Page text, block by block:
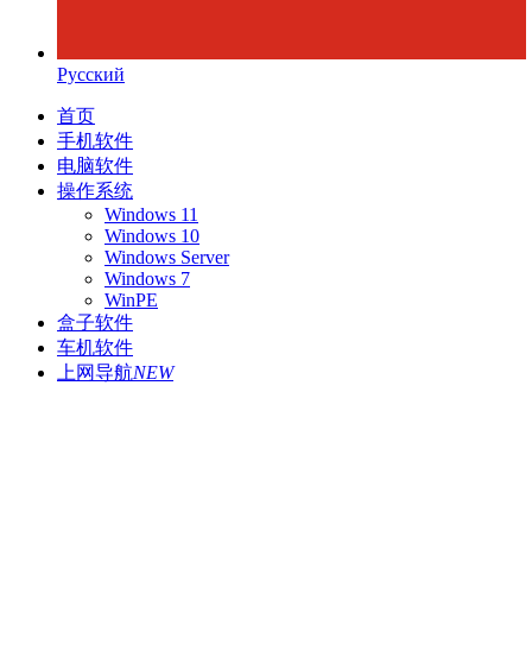
Русский
首页
手机软件
电脑软件
操作系统
Windows 11
Windows 10
Windows Server
Windows 7
WinPE
盒子软件
车机软件
上网导航NEW